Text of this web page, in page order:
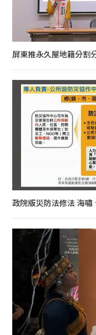
屏東推永久屋地籍分割
政院版災防法修法 海